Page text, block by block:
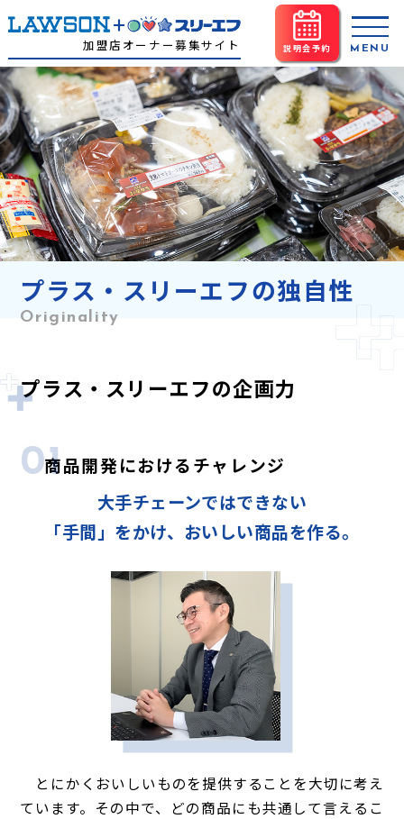
加盟店オーナー募集サイト 説明会予約
プラス・スリーエフの独自性
Originality
プラス・スリーエフの企画力
01商品開発におけるチャレンジ
大手チェーンではできない
「手間」をかけ、 おいしい商品を作る。
とにかくおいしいものを提供することを大切に考え
ています。その中で、どの商品にも共通して言えるこ